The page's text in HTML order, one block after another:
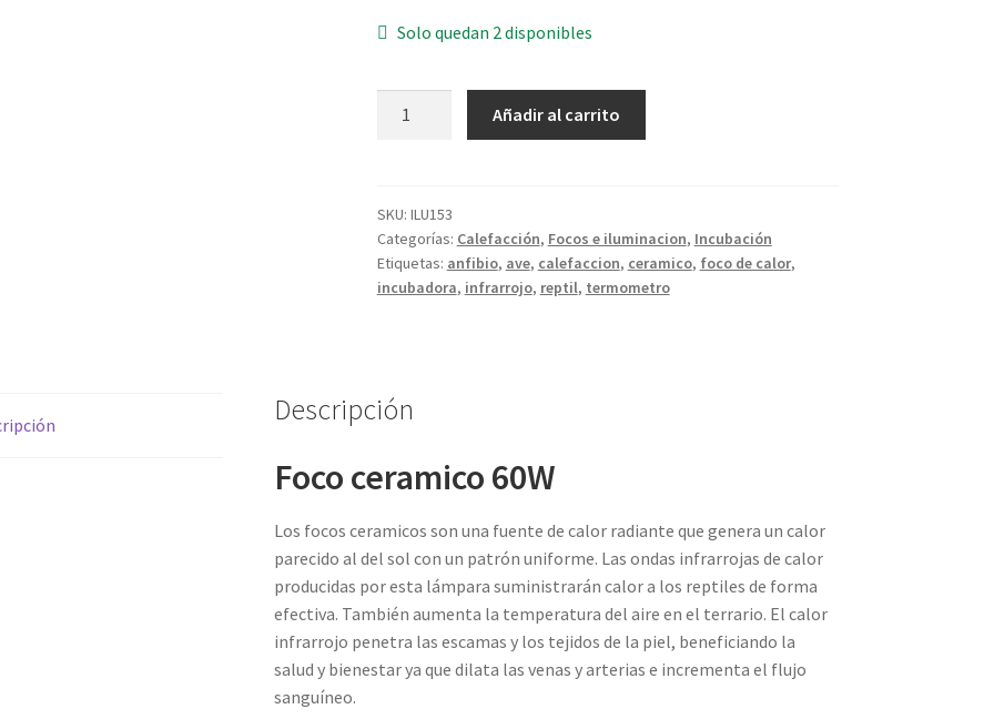
Solo quedan 2 disponibles
Añadir al carrito
SKU: ILU153
Categorías: Calefacción, Focos e iluminacion, Incubación
Etiquetas: anfibio, ave, calefaccion, ceramico, foco de calor,
incubadora, infrarrojo, reptil, termometro
Descripción
Foco ceramico 60W
Los focos ceramicos son una fuente de calor radiante que genera un calor
parecido al del sol con un patrón uniforme. Las ondas infrarrojas de calor
producidas por esta lámpara suministrarán calor a los reptiles de forma
efectiva. También aumenta la temperatura del aire en el terrario. El calor
infrarrojo penetra las escamas y los tejidos de la piel, beneficiando la
salud y bienestar ya que dilata las venas y arterias e incrementa el flujo
sanguíneo.